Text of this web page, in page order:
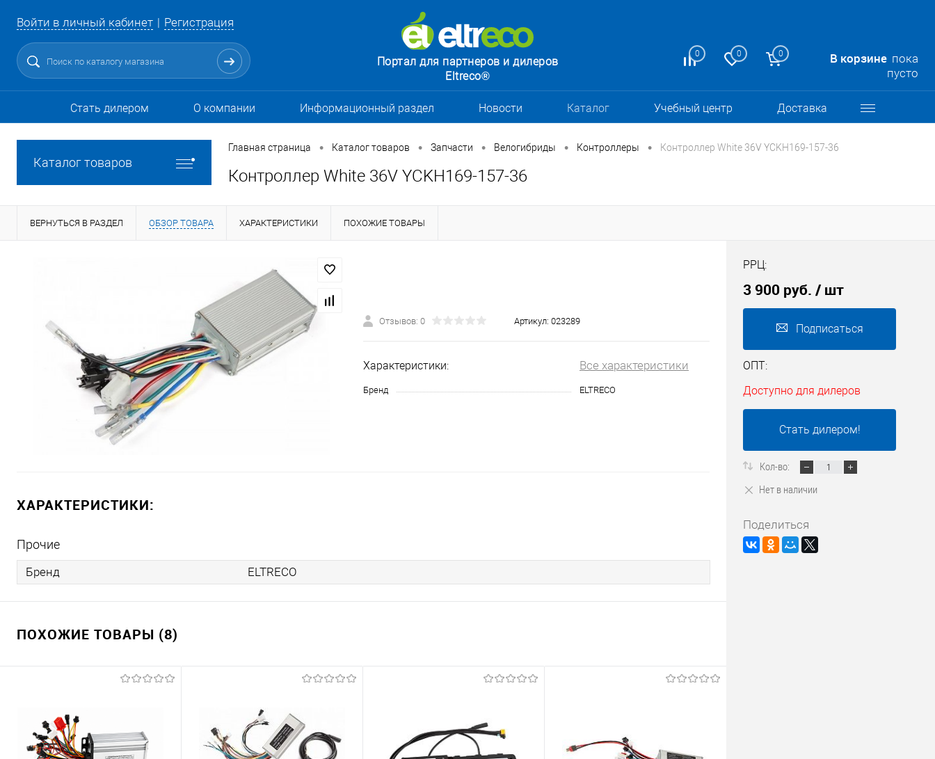
Войти в личный кабинет Регистрация
0 0 0 В корзине пока
пусто
Портал для партнеров и дилеров
Eltreco®
Стать дилером О компании Информационный раздел Новости Каталог Учебный центр Доставка
Каталог товаров
Главная страница • Каталог товаров • Запчасти • Велогибриды • Контроллеры • Контроллер White 36V YCKH169-157-36
Контроллер White 36V YCKH169-157-36
ВЕРНУТЬСЯ В РАЗДЕЛ ОБЗОР ТОВАРА ХАРАКТЕРИСТИКИ ПОХОЖИЕ ТОВАРЫ
Отзывов: 0 Артикул: 023289
Характеристики: Все характеристики
Бренд ELTRECO
ХАРАКТЕРИСТИКИ:
Прочие
Бренд ELTRECO
ПОХОЖИЕ ТОВАРЫ (8)
РРЦ:
3 900 руб. / шт
Подписаться
ОПТ:
Доступно для дилеров
Стать дилером!
Кол-во:
Нет в наличии
Поделиться